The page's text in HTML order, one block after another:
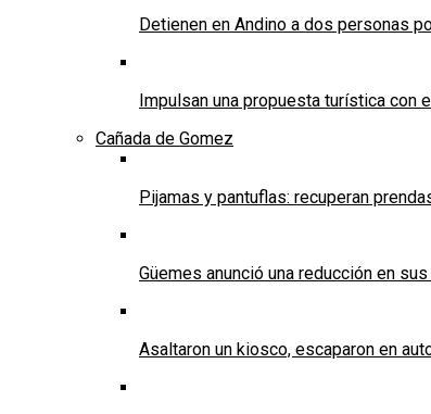
Detienen en Andino a dos personas
Impulsan una propuesta turística con
Cañada de Gomez
Pijamas y pantuflas: recuperan
Güemes anunció una reducción en
Asaltaron un kiosco, escaparon en